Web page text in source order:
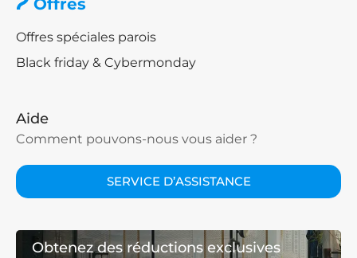
Offres
Offres spéciales parois
Black friday & Cybermonday
Aide
Comment pouvons-nous vous aider ?
SERVICE D’ASSISTANCE
Obtenez des réductions exclusives